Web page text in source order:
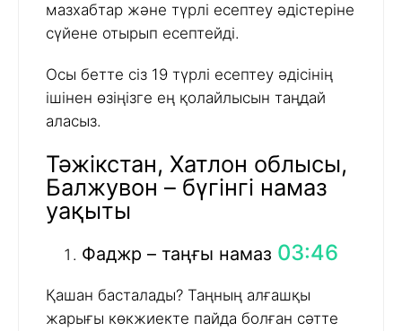
мазхабтар және түрлі есептеу әдістеріне
сүйене отырып есептейді.
Осы бетте сіз 19 түрлі есептеу әдісінің
ішінен өзіңізге ең қолайлысын таңдай
аласыз.
Тәжікстан, Хатлон облысы,
Балжувон – бүгінгі намаз
уақыты
Фаджр – таңғы намаз 03:46
Қашан басталады? Таңның алғашқы
жарығы көкжиекте пайда болған сәтте